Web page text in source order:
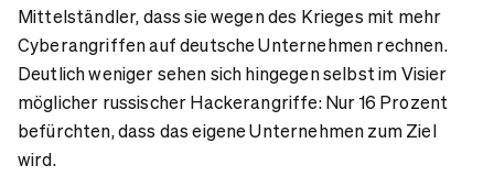
Mittelständler, dass sie wegen des Krieges mit mehr
Cyberangriffen auf deutsche Unternehmen rechnen.
Deutlich weniger sehen sich hingegen selbst im Visier
möglicher russischer Hackerangriffe: Nur 16 Prozent
befürchten, dass das eigene Unternehmen zum Ziel
wird.